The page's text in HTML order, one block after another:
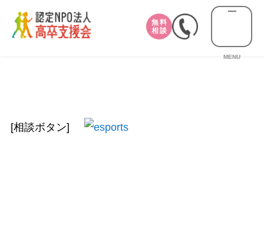
無料
相談
MENU
[相談ボタン]